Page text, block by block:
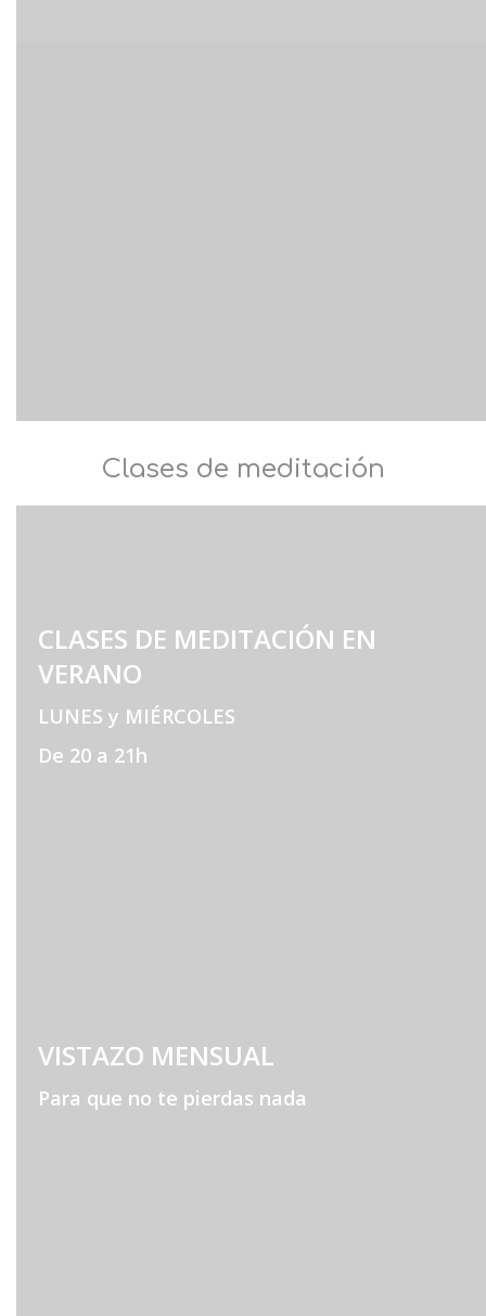
Clases de meditación
CLASES DE MEDITACIÓN EN
VERANO
LUNES y MIÉRCOLES
De 20 a 21h
VISTAZO MENSUAL
Para que no te pierdas nada